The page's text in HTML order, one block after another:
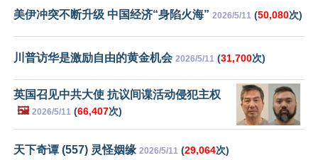
美伊冲突不断升级 中国经济“身陷火海” 2026/5/11 (50,080次)
川普访华是激励自由的黄金机会 2026/5/11 (31,700次)
英国召见中共大使 抗议间谍活动侵犯主权
🖼️ 2026/5/11 (66,407次)
天下奇谭 (557) 灵怪姻缘 2026/5/11 (29,064次)